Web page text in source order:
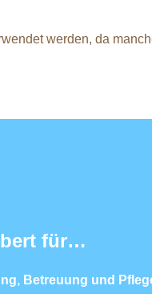
werden, da
für…
Betreuung und